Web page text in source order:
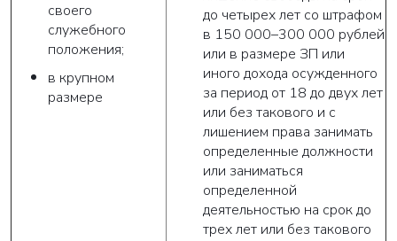
своего
служебного
положения;
в крупном
размере
до четырех лет со штрафом
в 150 000–300 000 рублей
или в размере ЗП или
иного дохода осужденного
за период от 18 до двух лет
или без такового и с
лишением права занимать
определенные должности
или заниматься
определенной
деятельностью на срок до
трех лет или без такового
ВАША ЗАЯВКА ОТПРАВЛЕНА
в ближайшее время наши менеджеры
свяжутся с вами
Закрыть